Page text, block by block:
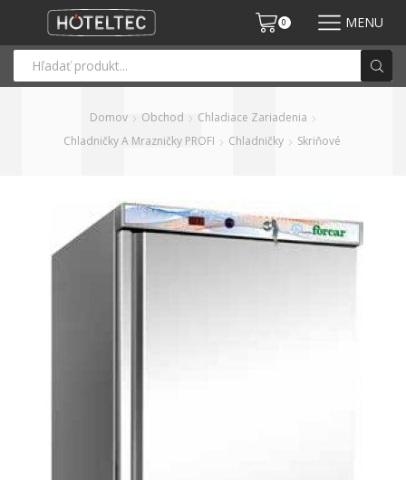
0 MENU
Domov Obchod
Chladiace Zariadenia
Chladničky A Mrazničky PROFI
Chladničky Skriňové